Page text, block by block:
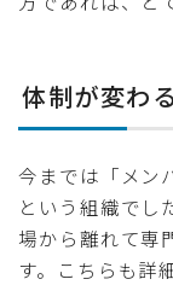
体制が変わる
今までは「メン
という組織でし
場から離れて専
す。こちらも詳